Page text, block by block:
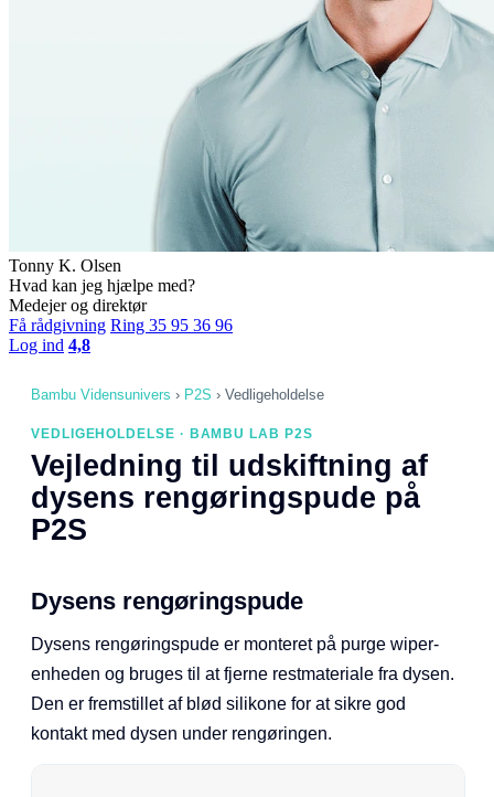
Tonny K. Olsen
Hvad kan jeg hjælpe med?
Medejer og direktør
Få rådgivning Ring 35 95 36 96
Log ind 4,8
Bambu Vidensunivers › P2S › Vedligeholdelse
VEDLIGEHOLDELSE · BAMBU LAB P2S
Vejledning til udskiftning af
dysens rengøringspude på
P2S
Dysens rengøringspude
Dysens rengøringspude er monteret på purge wiper-
enheden og bruges til at fjerne restmateriale fra dysen.
Den er fremstillet af blød silikone for at sikre god
kontakt med dysen under rengøringen.